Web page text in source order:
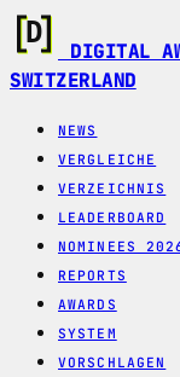
DIGITAL
SWITZERLAND
NEWS
VERGLEICHE
VERZEICHNIS
LEADERBOARD
NOMINEES
REPORTS
AWARDS
SYSTEM
VORSCHLAGEN